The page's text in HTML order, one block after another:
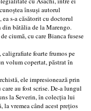
însuşi autorul
s-a căsătorit cu doctorul
bătălia de la Marengo.
ciumă, cu care Bianca fusese
foarte frumos pe
volum copertat, păstrat în
ele impresionează prin
au fost scrise. De-a lungul
la Severin, în colecţia lui
vremea când acest preţios